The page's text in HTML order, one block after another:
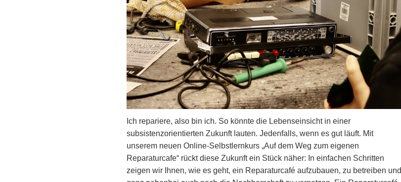
Ich repariere, also bin ich. So könnte die Lebenseinsicht in einer
subsistenzorientierten Zukunft lauten. Jedenfalls, wenn es gut läuft. Mit
unserem neuen Online-Selbstlernkurs „Auf dem Weg zum eigenen
Reparaturcafe“ rückt diese Zukunft ein Stück näher: In einfachen Schritten
zeigen wir Ihnen, wie es geht, ein Reparaturcafé aufzubauen, zu betreiben und